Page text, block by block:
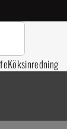
Köksinredning